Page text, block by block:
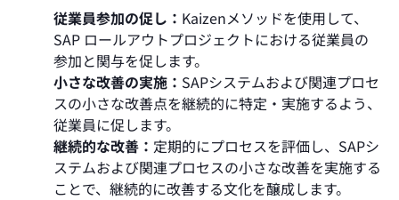
従業員参加の促し： Kaizenメソッドを使用して、
SAP ロールアウトプロジェクトにおける従業員の
参加と関与を促します。
小さな改善の実施： SAPシステムおよび関連プロセ
スの小さな改善点を継続的に特定・実施するよう、
従業員に促します。
継続的な改善： 定期的にプロセスを評価し、SAPシ
ステムおよび関連プロセスの小さな改善を実施する
ことで、継続的に改善する文化を醸成します。